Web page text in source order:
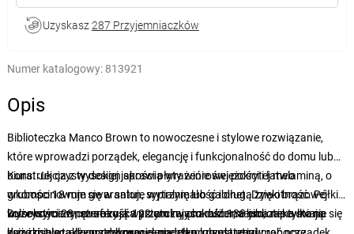
Uzyskasz 287 Przyjemniaczków
Numer katalogowy: 813921
Opis
Biblioteczka Manco Brown to nowoczesne i stylowe rozwiązanie,
które wprowadzi porządek, elegancję i funkcjonalność do domu lub
biura. Jej czysty design sprawia wrażenie świeżości i łatwo
wkomponowuje się w salon, sypialnię lub gabinet. Dzięki brązowej
kolorystyce wnętrze zyska przytulny charakter, a biblioteka stanie się
Konstrukcja z wysokiej jakości płyty wiórowej pokrytej melaminą, o
grubości 18 mm gwarantuje wytrzymałość i długą żywotność. Półki o
wysokości 28 cm oferują wystarczająco dużo miejsca nie tylko na
Duże wymiary, szerokość 122 cm i wysokość 188 cm, zapewniają